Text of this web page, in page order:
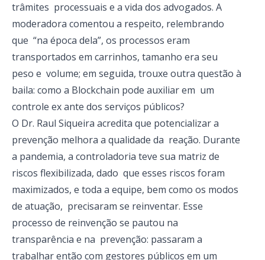
trâmites processuais e a vida dos advogados. A
moderadora comentou a respeito, relembrando
que “na época dela”, os processos eram
transportados em carrinhos, tamanho era seu
peso e volume; em seguida, trouxe outra questão à
baila: como a Blockchain pode auxiliar em um
controle ex ante dos serviços públicos?
O Dr. Raul Siqueira acredita que potencializar a
prevenção melhora a qualidade da reação. Durante
a pandemia, a controladoria teve sua matriz de
riscos flexibilizada, dado que esses riscos foram
maximizados, e toda a equipe, bem como os modos
de atuação, precisaram se reinventar. Esse
processo de reinvenção se pautou na
transparência e na prevenção: passaram a
trabalhar então com gestores públicos em um